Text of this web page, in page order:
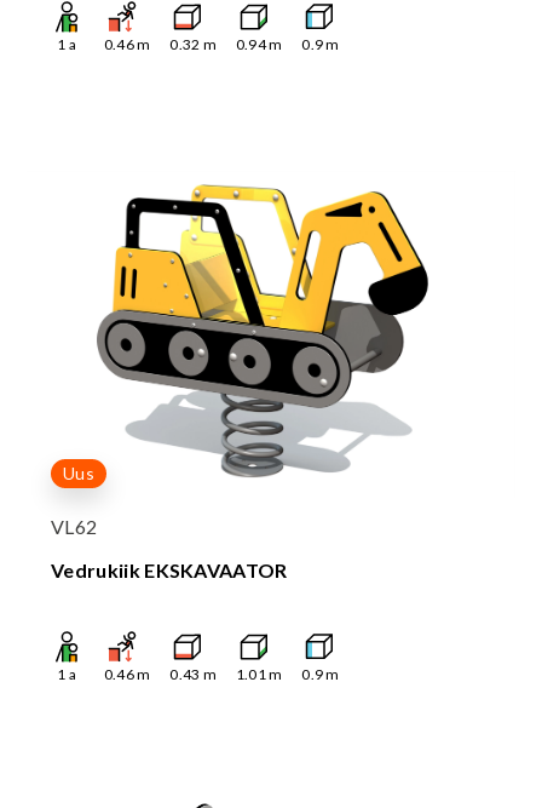
1 a 0.46m 0.32 m 0.94m 0.9m
Uus
VL62
Vedrukiik EKSKAVAATOR
1 a 0.46m 0.43 m 1.01m 0.9m